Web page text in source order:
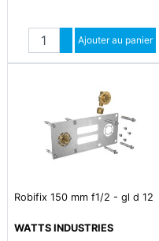
Quantité
Augmenter quantité
Diminuer quantité
Ajouter au panier
Robifix 150 mm f1/2 - gl d 12
WATTS INDUSTRIES